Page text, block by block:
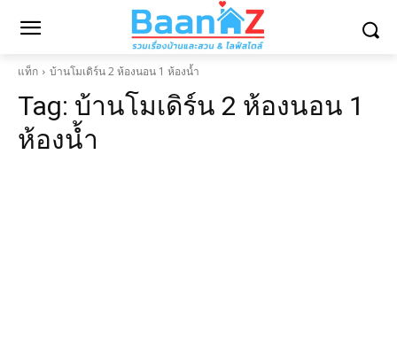
แท็ก บ้านโมเดิร์น 2 ห้องนอน 1 ห้องน้ำ
Tag: บ้านโมเดิร์น 2 ห้องนอน 1
ห้องน้ำ